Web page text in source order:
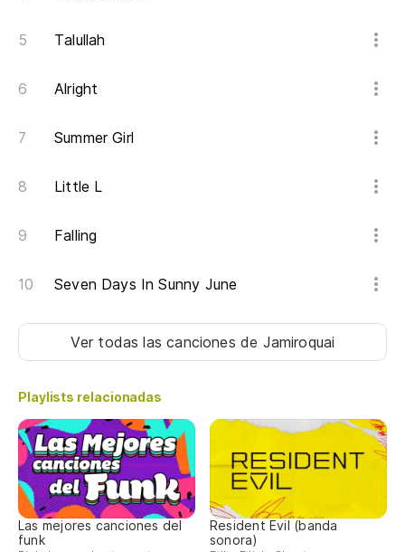
Talullah
Alright
Summer Girl
Little L
Falling
Seven Days In Sunny June
Ver todas las canciones de Jamiroquai
Playlists relacionadas
Las mejores canciones del
funk
Resident Evil (banda
sonora)